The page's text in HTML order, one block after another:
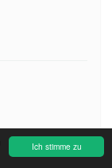
Ich stimme zu